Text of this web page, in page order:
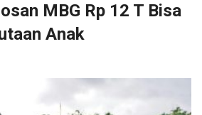
MBG Rp 12 T Bisa
Anak